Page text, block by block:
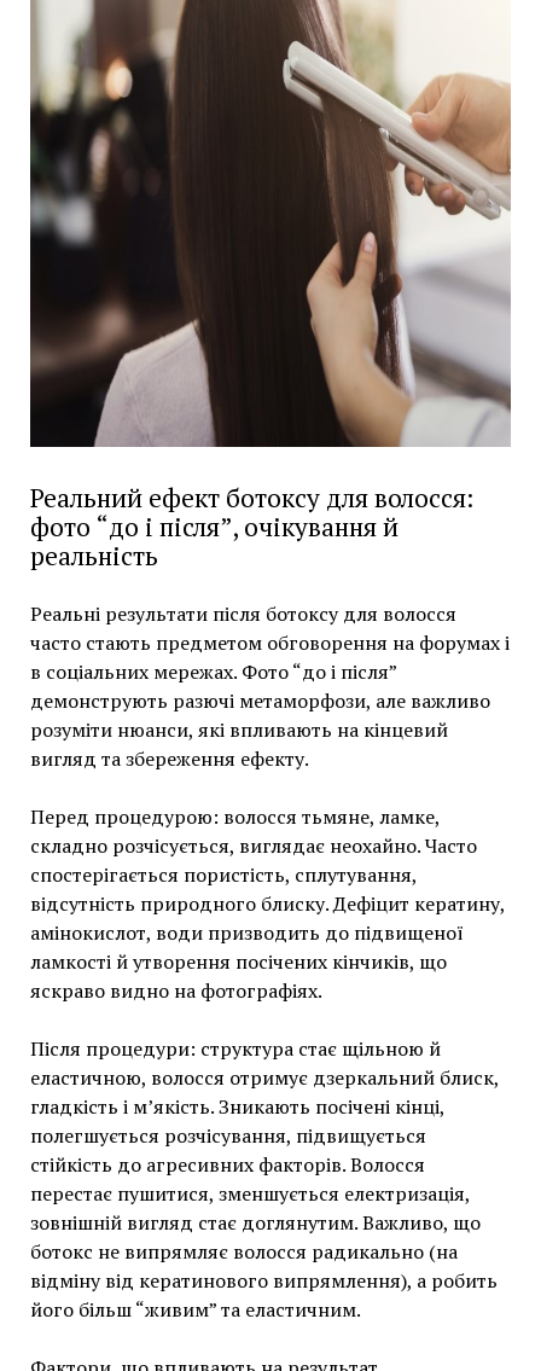
Реальний ефект ботоксу для волосся:
фото “до і після”, очікування й
реальність
Реальні результати після ботоксу для волосся
часто стають предметом обговорення на форумах і
в соціальних мережах. Фото “до і після”
демонструють разючі метаморфози, але важливо
розуміти нюанси, які впливають на кінцевий
вигляд та збереження ефекту.
Перед процедурою: волосся тьмяне, ламке,
складно розчісується, виглядає неохайно. Часто
спостерігається пористість, сплутування,
відсутність природного блиску. Дефіцит кератину,
амінокислот, води призводить до підвищеної
ламкості й утворення посічених кінчиків, що
яскраво видно на фотографіях.
Після процедури: структура стає щільною й
еластичною, волосся отримує дзеркальний блиск,
гладкість і м’якість. Зникають посічені кінці,
полегшується розчісування, підвищується
стійкість до агресивних факторів. Волосся
перестає пушитися, зменшується електризація,
зовнішній вигляд стає доглянутим. Важливо, що
ботокс не випрямляє волосся радикально (на
відміну від кератинового випрямлення), а робить
його більш “живим” та еластичним.